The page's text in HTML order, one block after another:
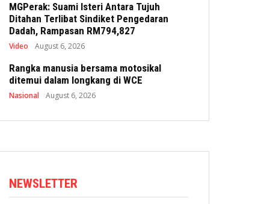
MGPerak: Suami Isteri Antara Tujuh
Ditahan Terlibat Sindiket Pengedaran
Dadah, Rampasan RM794,827
Video August 6, 2026
Rangka manusia bersama motosikal
ditemui dalam longkang di WCE
Nasional August 6, 2026
NEWSLETTER